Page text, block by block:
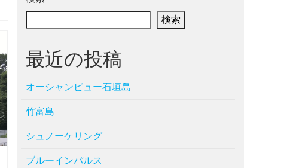
検索
最近の投稿
オーシャンビュー石垣島
竹富島
シュノーケリング
ブルーインパルス